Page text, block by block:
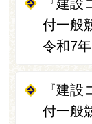
『建
付一般
令和7
『建
付一般